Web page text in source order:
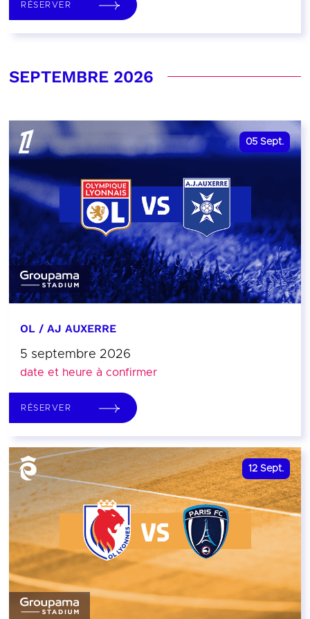
RÉSERVER
SEPTEMBRE 2026
05 Sept.
OL / AJ AUXERRE
5 septembre 2026
date et heure à confirmer
RÉSERVER
12 Sept.